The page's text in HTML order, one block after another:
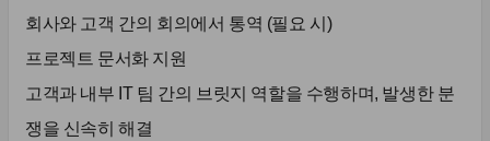
회사와 고객 간의 회의에서 통역 (필요 시)
프로젝트 문서화 지원
고객과 내부 IT 팀 간의 브릿지 역할을 수행하며, 발생한 분
쟁을 신속히 해결